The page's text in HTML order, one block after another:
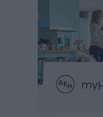
5χρονο παιδί
Τοπικές Ειδήσεις πριν 2
“Η Ευρώπη
τρόμου” – Η
Γιασιράνη στον RV
Σύμφωνο της Λέρου
Τοπικές Ειδήσεις